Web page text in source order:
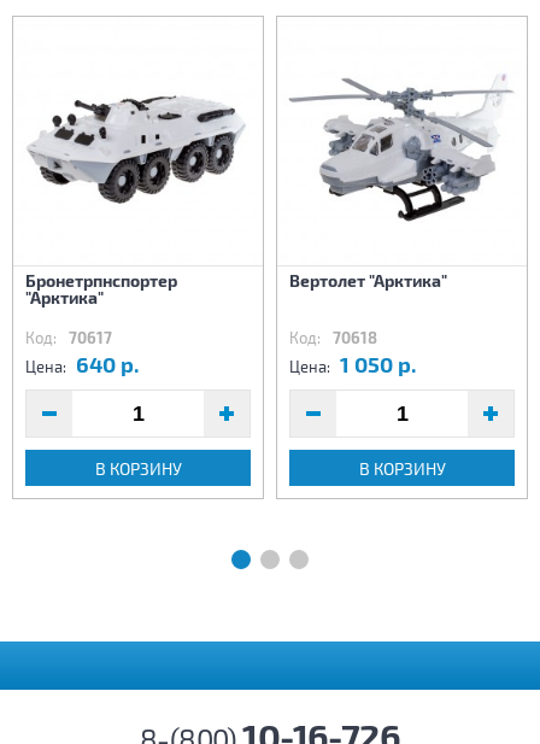
Бронетрпнспортер
"Арктика"
Код: 70617
Цена: 640 р.
В КОРЗИНУ
Вертолет "Арктика"
Код: 70618
Цена: 1 050 р.
В КОРЗИНУ